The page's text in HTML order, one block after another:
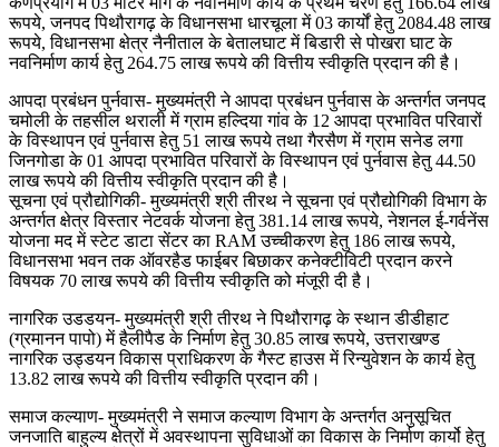
रूपये, जनपद पिथौरागढ़ के विधानसभा धारचूला में 03 कार्यों हेतु 2084.48 लाख
रूपये, विधानसभा क्षेत्र नैनीताल के बेतालघाट में बिडारी से पोखरा घाट के
नवनिर्माण कार्य हेतु 264.75 लाख रूपये की वित्तीय स्वीकृति प्रदान की है।
आपदा प्रबंधन पुर्नवास- मुख्यमंत्री ने आपदा प्रबंधन पुर्नवास के अन्तर्गत जनपद
चमोली के तहसील थराली में ग्राम हल्दिया गांव के 12 आपदा प्रभावित परिवारों
के विस्थापन एवं पुर्नवास हेतु 51 लाख रूपये तथा गैरसैण में ग्राम सनेड लगा
जिनगोडा के 01 आपदा प्रभावित परिवारों के विस्थापन एवं पुर्नवास हेतु 44.50
लाख रूपये की वित्तीय स्वीकृति प्रदान की है।
सूचना एवं प्रौद्योगिकी- मुख्यमंत्री श्री तीरथ ने सूचना एवं प्रौद्योगिकी विभाग के
अन्तर्गत क्षेत्र विस्तार नेटवर्क योजना हेतु 381.14 लाख रूपये, नेशनल ई-गर्वनेंस
योजना मद में स्टेट डाटा सेंटर का RAM उच्चीकरण हेतु 186 लाख रूपये,
विधानसभा भवन तक ऑवरहैड फाईबर बिछाकर कनेक्टीविटी प्रदान करने
विषयक 70 लाख रूपये की वित्तीय स्वीकृति को मंजूरी दी है।
नागरिक उडडयन- मुख्यमंत्री श्री तीरथ ने पिथौरागढ़ के स्थान डीडीहाट
(ग्रमानन पापो) में हैलीपैड के निर्माण हेतु 30.85 लाख रूपये, उत्तराखण्ड
नागरिक उड्डयन विकास प्राधिकरण के गैस्ट हाउस में रिन्युवेशन के कार्य हेतु
13.82 लाख रूपये की वित्तीय स्वीकृति प्रदान की।
समाज कल्याण- मुख्यमंत्री ने समाज कल्याण विभाग के अन्तर्गत अनुसूचित
जनजाति बाहुल्य क्षेत्रों में अवस्थापना सुविधाओं का विकास के निर्माण कार्यो हेतु